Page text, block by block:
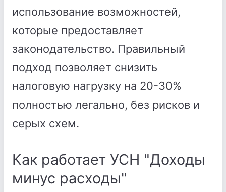
использование возможностей,
которые предоставляет
законодательство. Правильный
подход позволяет снизить
налоговую нагрузку на 20-30%
полностью легально, без рисков и
серых схем.
Как работает УСН "Доходы
минус расходы"